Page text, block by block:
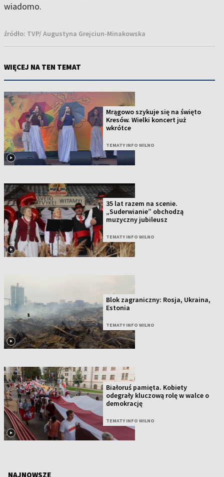
wiadomo.
źródło: TVP/ Augustyna Grejciun-Minakowska
WIĘCEJ NA TEN TEMAT
Mrągowo szykuje się na święto
Kresów. Wielki koncert już
wkrótce
TEMATY INFO WILNO
35 lat razem na scenie.
„Suderwianie” obchodzą
muzyczny jubileusz
TEMATY INFO WILNO
Blok zagraniczny: Rosja, Ukraina,
Estonia
TEMATY INFO WILNO
Białoruś pamięta. Kobiety
odegrały kluczową rolę w walce o
demokrację
TEMATY INFO WILNO
NAJNOWSZE